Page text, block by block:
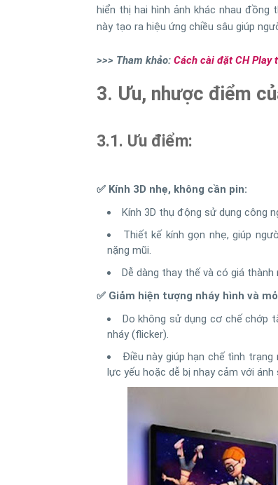
hiển thị hai hình ảnh khác nhau
này tạo ra hiệu ứng chiều sâu giúp
>>> Tham khảo: Cách cài đặt CH Play
3. Ưu, nhược điểm
3.1. Ưu điểm:
✅ Kính 3D nhẹ, không cần pin:
Kính 3D thụ động sử dụng công
Thiết kế kính gọn nhẹ, giúp
nặng mũi.
Dễ dàng thay thế và có giá
✅ Giảm hiện tượng nháy hình và
Do không sử dụng cơ chế chớp
nháy (flicker).
Điều này giúp hạn chế tình
lực yếu hoặc dễ bị nhạy cảm với ánh